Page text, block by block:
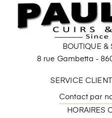
BOUTIQUE &
8 rue Gambetta -
SERVICE
Contact par
HORAIRES